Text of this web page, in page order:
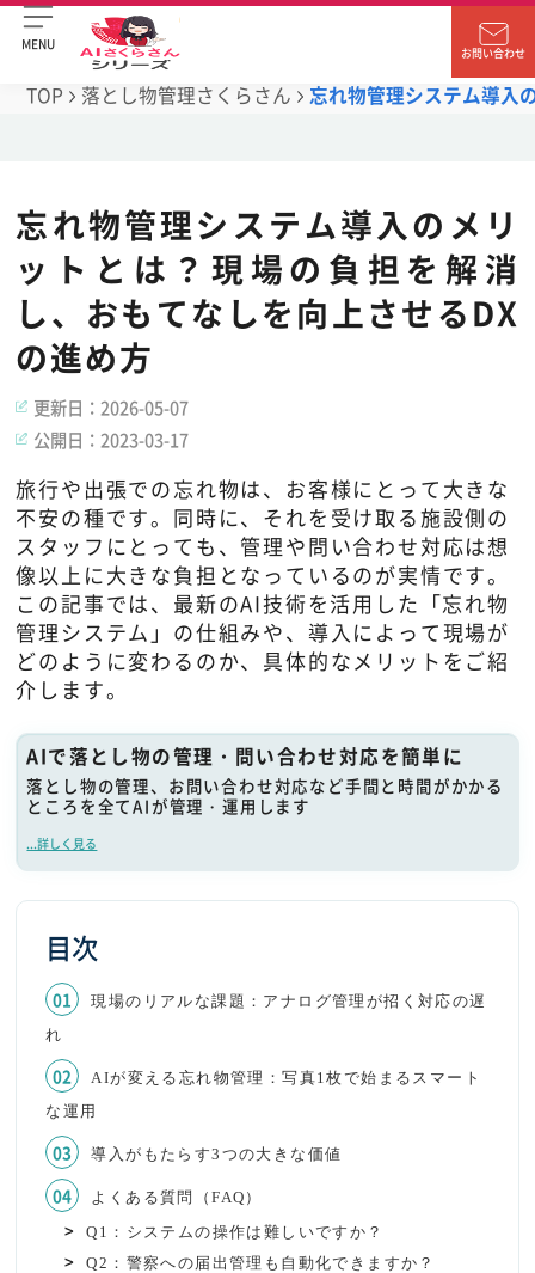
MENU
お問い合わせ
TOP 落とし物管理さくらさん 忘れ物管理システム導入
忘れ物管理システム導入のメリ
ットとは？現場の負担を解消
し、おもてなしを向上させるDX
の進め方
更新日：2026-05-07
公開日：2023-03-17
旅行や出張での忘れ物は、お客様にとって大きな
不安の種です。同時に、それを受け取る施設側の
スタッフにとっても、管理や問い合わせ対応は想
像以上に大きな負担となっているのが実情です。
この記事では、最新のAI技術を活用した「忘れ物
管理システム」の仕組みや、導入によって現場が
どのように変わるのか、具体的なメリットをご紹
介します。
AIで落とし物の管理・問い合わせ対応を簡単に
落とし物の管理、お問い合わせ対応など手間と時間がかかる
ところを全てAIが管理・運用します
...詳しく見る
目次
現場のリアルな課題：アナログ管理が招く対応の遅
れ
AIが変える忘れ物管理：写真1枚で始まるスマート
な運用
導入がもたらす3つの大きな価値
よくある質問（FAQ）
Q1：システムの操作は難しいですか？
Q2：警察への届出管理も自動化できますか？